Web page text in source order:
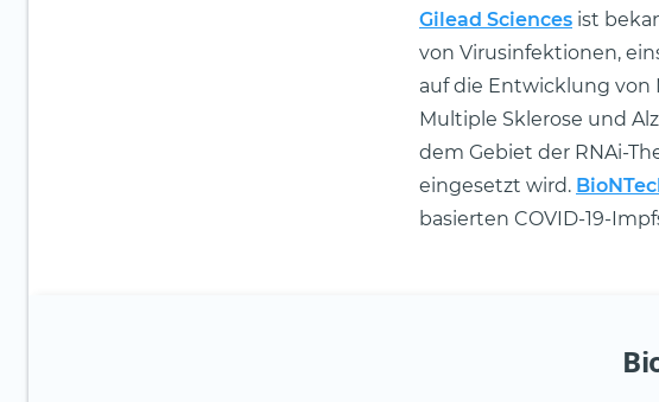
Gilead Sciences ist
von Virusinfektionen,
auf die Entwicklung
Multiple Sklerose und
dem Gebiet der RNAi-
eingesetzt wird.
basierten COVID-19-